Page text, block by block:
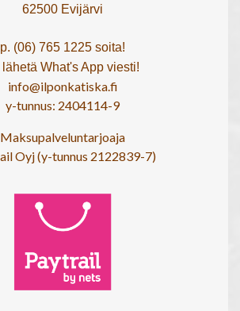
62500 Evijärvi
p. (06) 765 1225 soita!
lähetä What's App viesti!
info@ilponkatiska.fi
y-tunnus: 2404114-9
Maksupalveluntarjoaja
Oyj (y-tunnus 2122839-7)